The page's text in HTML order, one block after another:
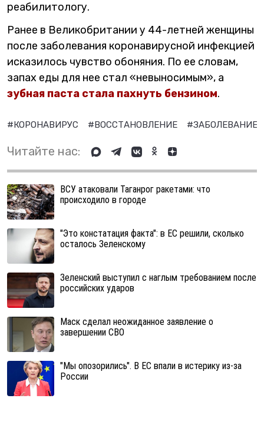
реабилитологу.
Ранее в Великобритании у 44-летней женщины
после заболевания коронавирусной инфекцией
исказилось чувство обоняния. По ее словам,
запах еды для нее стал «невыносимым», а
зубная паста стала пахнуть бензином.
#КОРОНАВИРУС #ВОССТАНОВЛЕНИЕ #ЗАБОЛЕВАНИЕ
Читайте нас:
ВСУ атаковали Таганрог ракетами: что
происходило в городе
"Это констатация факта": в ЕС решили, сколько
осталось Зеленскому
Зеленский выступил с наглым требованием после
российских ударов
Маск сделал неожиданное заявление о
завершении СВО
"Мы опозорились". В ЕС впали в истерику из-за
России